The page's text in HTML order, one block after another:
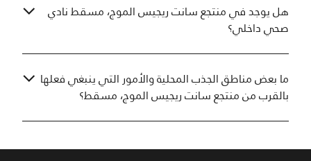
هل يوجد في منتجع سانت ريجيس الموج، مسقط نادي
صحي داخلي؟
ما بعض مناطق الجذب المحلية والأمور التي ينبغي فعلها
بالقرب من منتجع سانت ريجيس الموج، مسقط؟